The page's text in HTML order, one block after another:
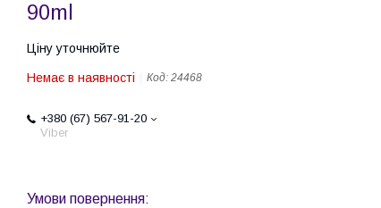
90ml
Ціну уточнюйте
Немає в наявності Код: 24468
+380 (67) 567-91-20
Viber